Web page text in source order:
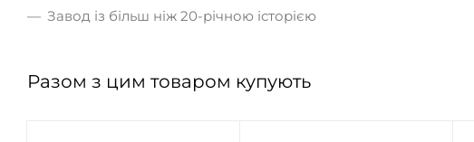
Завод із більш ніж 20-річною історією
Разом з цим товаром купують